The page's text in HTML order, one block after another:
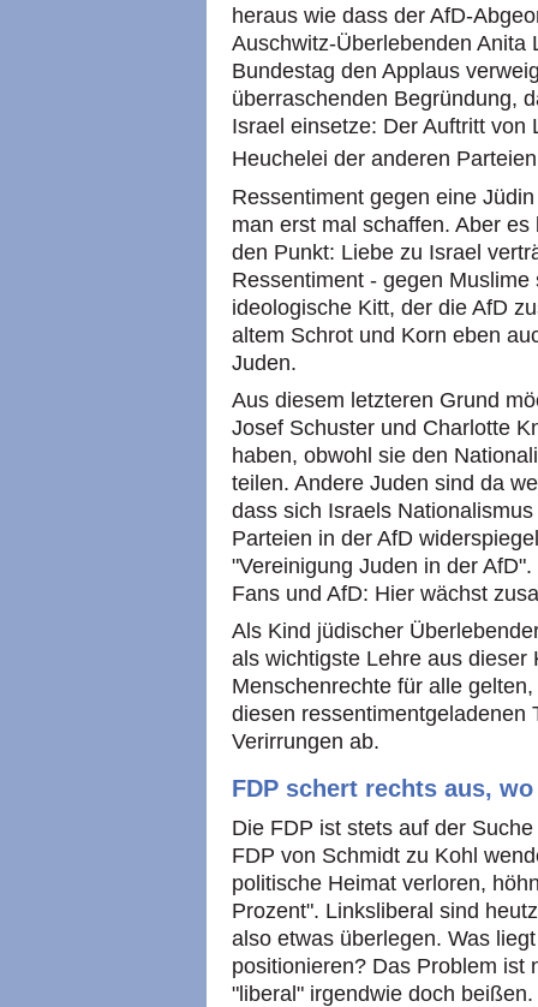
heraus wie dass der AfD-
Auschwitz-Überlebenden Anita
Bundestag den Applaus
überraschenden Begründung,
Israel einsetze: Der Auftritt von
Heuchelei der anderen
Ressentiment gegen eine
man erst mal schaffen. Aber
den Punkt: Liebe zu Israel
Ressentiment - gegen
ideologische Kitt, der die AfD
altem Schrot und Korn eben
Juden.
Aus diesem letzteren Grund
Josef Schuster und Charlotte
haben, obwohl sie den
teilen. Andere Juden sind da
dass sich Israels
Parteien in der AfD
"Vereinigung Juden in der
Fans und AfD: Hier wächst
Als Kind jüdischer
als wichtigste Lehre aus
Menschenrechte für alle
diesen ressentimentgeladenen
Verirrungen ab.
FDP schert rechts aus,
Die FDP ist stets auf der
FDP von Schmidt zu Kohl
politische Heimat verloren,
Prozent". Linksliberal sind
also etwas überlegen. Was
positionieren? Das Problem ist
"liberal" irgendwie doch